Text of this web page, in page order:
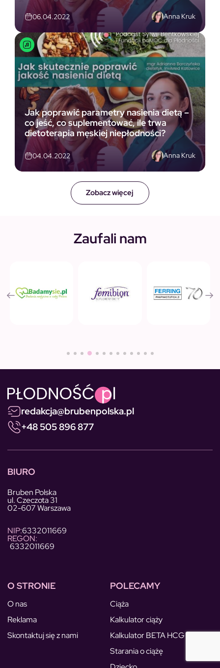
Zobacz więcej
06.04.2022 Anna Kruk
Jak poprawić parametry nasienia dietą –
co jeść, co suplementować, ile trwa
dietoterapia męskiej niepłodności?
04.04.2022 Anna Kruk
Zaufali nam
redakcja@brubenpolska.pl
+48 505 896 877
BIURO
Bruben Polska
ul. Czeczota 31
02-607 Warszawa
NIP:6332011669
REGON:
6332011669
O STRONIE
O nas
Reklama
Skontaktuj się z nami
POLECAMY
Ciąża
Kalkulator ciąży
Kalkulator BETA HCG
Starania o ciążę